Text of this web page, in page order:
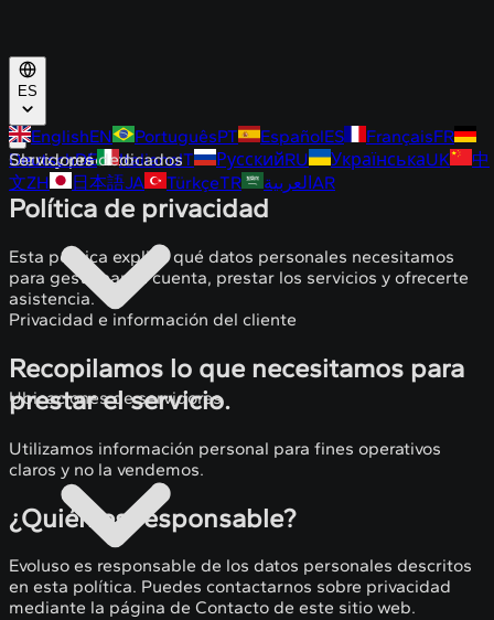
ES
EnglishEN PortuguêsPT EspañolES FrançaisFR
DeutschDE ItalianoIT РусскийRU УкраїнськаUK
中
文ZH 日本語JA TürkçeTR العربيةAR
Servidores dedicados
Ubicaciones de servidores
Claro y práctico
Política de privacidad
Esta política explica qué datos personales necesitamos
para gestionar tu cuenta, prestar los servicios y ofrecerte
asistencia.
Privacidad e información del cliente
Recopilamos lo que necesitamos para
prestar el servicio.
Utilizamos información personal para fines operativos
claros y no la vendemos.
¿Quién es responsable?
Evoluso es responsable de los datos personales descritos
en esta política. Puedes contactarnos sobre privacidad
mediante la página de Contacto de este sitio web.